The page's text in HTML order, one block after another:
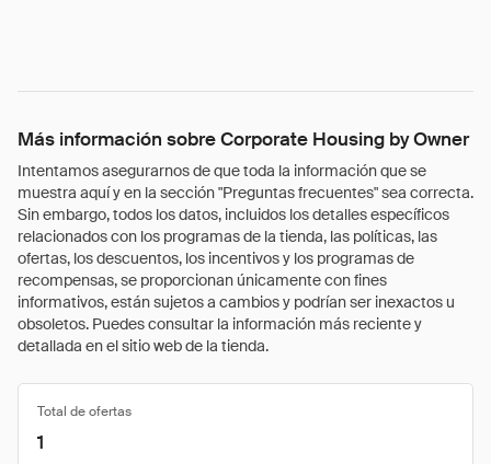
Más información sobre Corporate Housing by Owner
Intentamos asegurarnos de que toda la información que se
muestra aquí y en la sección "Preguntas frecuentes" sea correcta.
Sin embargo, todos los datos, incluidos los detalles específicos
relacionados con los programas de la tienda, las políticas, las
ofertas, los descuentos, los incentivos y los programas de
recompensas, se proporcionan únicamente con fines
informativos, están sujetos a cambios y podrían ser inexactos u
obsoletos. Puedes consultar la información más reciente y
detallada en el sitio web de la tienda.
Total de ofertas
1